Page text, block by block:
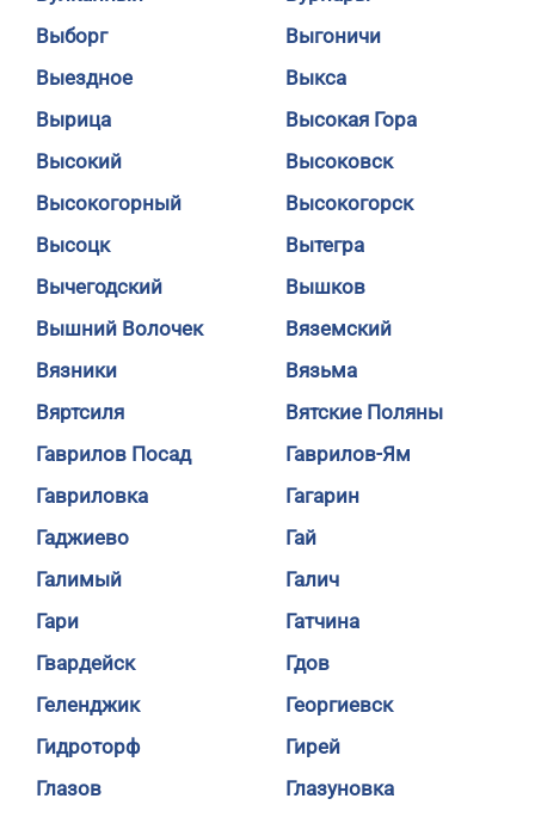
Выборг
Выгоничи
Выездное
Выкса
Вырица
Высокая Гора
Высокий
Высоковск
Высокогорный
Высокогорск
Высоцк
Вытегра
Вычегодский
Вышков
Вышний Волочек
Вяземский
Вязники
Вязьма
Вяртсиля
Вятские Поляны
Гаврилов Посад
Гаврилов-Ям
Гавриловка
Гагарин
Гаджиево
Гай
Галимый
Галич
Гари
Гатчина
Гвардейск
Гдов
Геленджик
Георгиевск
Гидроторф
Гирей
Глазов
Глазуновка